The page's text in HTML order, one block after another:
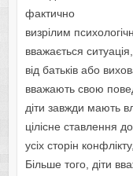
фактично
визрілим
вважається
від батьків або
вважають свою
діти завжди мають
цілісне ставлення
усіх сторін
Більше того, діти